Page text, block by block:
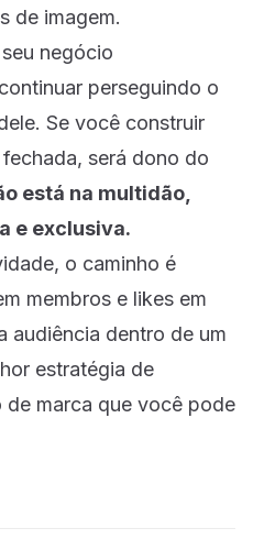
de imagem.
negócio
perseguindo o
Se você construir
será dono do
está na multidão,
e exclusiva.
o caminho é
membros e likes em
audiência dentro de um
estratégia de
de marca que você pode